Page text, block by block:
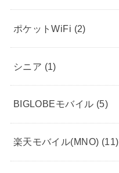
ポケットWiFi (2)
シニア (1)
BIGLOBEモバイル (5)
楽天モバイル(MNO) (11)